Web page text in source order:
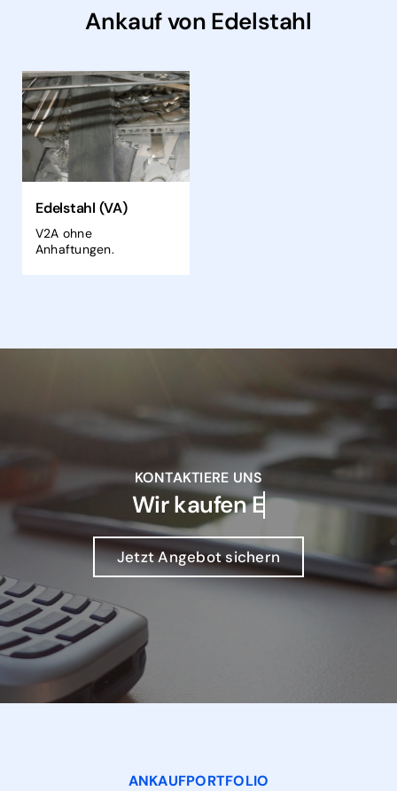
Ankauf von Edelstahl
Edelstahl (VA)
V2A ohne
Anhaftungen.
KONTAKTIERE UNS
Wir kaufen
Jetzt Angebot sichern
ANKAUFPORTFOLIO